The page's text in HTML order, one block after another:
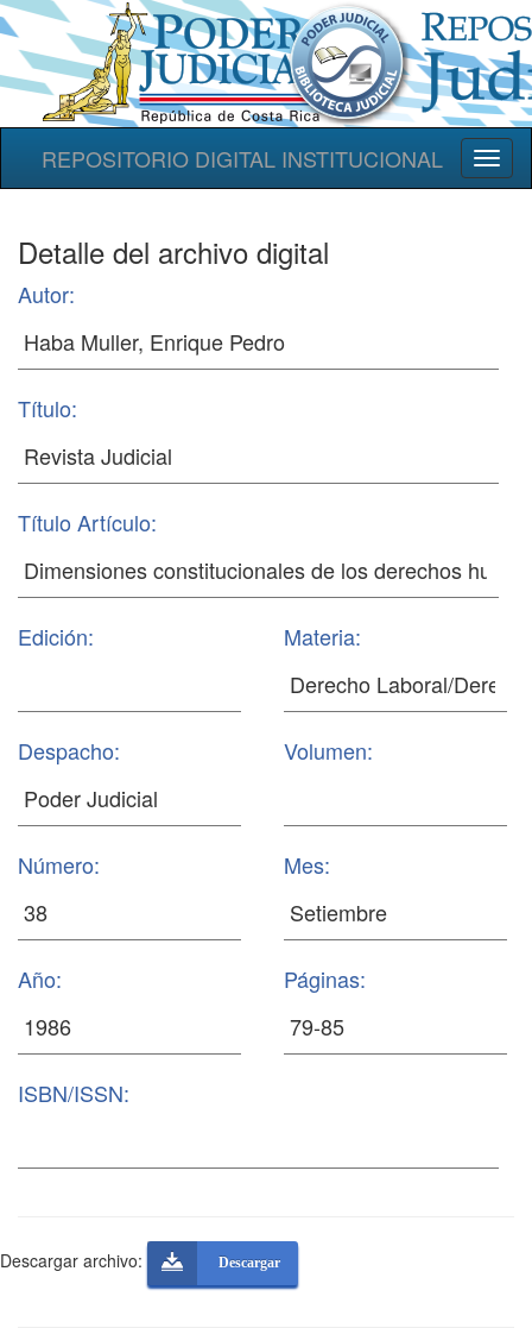
REPOSITORIO DIGITAL INSTITUCIONAL
Detalle del archivo digital
Autor:
Título:
Título Artículo:
Edición: Materia:
Despacho: Volumen:
Número: Mes:
Año: Páginas:
ISBN/ISSN:
Descargar archivo: Descargar